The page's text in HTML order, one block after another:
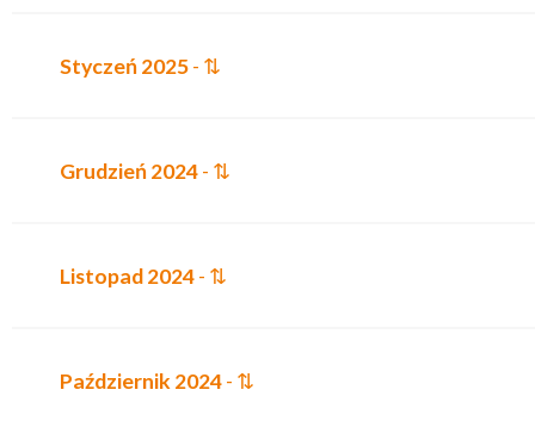
Styczeń 2025- ⇅
Grudzień 2024- ⇅
Listopad 2024- ⇅
Październik 2024- ⇅